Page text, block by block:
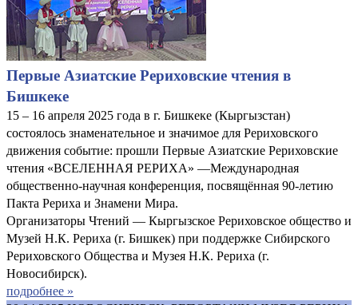
Первые Азиатские Рериховские чтения в
Бишкеке
15 – 16 апреля 2025 года в г. Бишкеке (Кыргызстан)
состоялось знаменательное и значимое для Рериховского
движения событие: прошли Первые Азиатские Рериховские
чтения «ВСЕЛЕННАЯ РЕРИХА» —Международная
общественно-научная конференция, посвящённая 90-летию
Пакта Рериха и Знамени Мира.
Организаторы Чтений — Кыргызское Рериховское общество и
Музей Н.К. Рериха (г. Бишкек) при поддержке Сибирского
Рериховского Общества и Музея Н.К. Рериха (г.
Новосибирск).
подробнее »